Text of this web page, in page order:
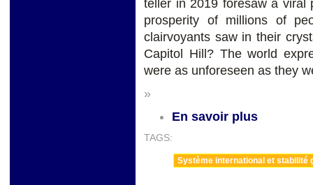
teller in 2019 foresaw a viral
prosperity of millions of
clairvoyants saw in their
Capitol Hill? The world
were as unforeseen as they
»
En savoir plus
TAGS:
Système international et stabilité